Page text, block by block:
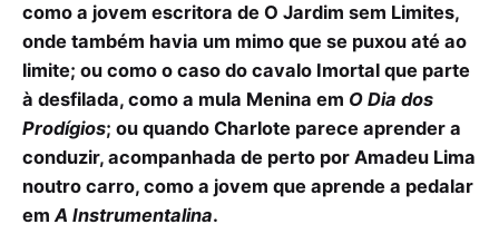
como a jovem escritora de O Jardim sem Limites,
onde também havia um mimo que se puxou até ao
limite; ou como o caso do cavalo Imortal que parte
à desfilada, como a mula Menina em O Dia dos
Prodígios; ou quando Charlote parece aprender a
conduzir, acompanhada de perto por Amadeu Lima
noutro carro, como a jovem que aprende a pedalar
emA Instrumentalina.